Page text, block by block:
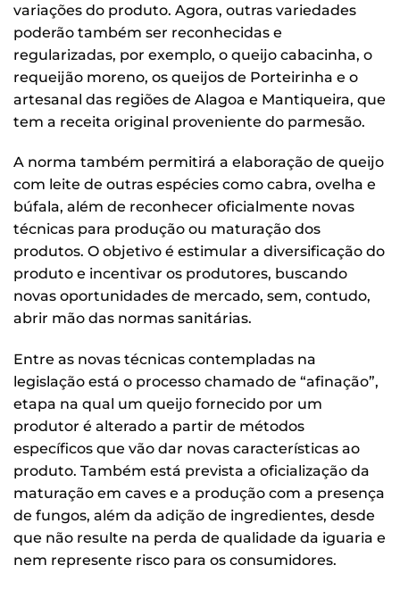
variações do produto. Agora, outras variedades
poderão também ser reconhecidas e
regularizadas, por exemplo, o queijo cabacinha, o
requeijão moreno, os queijos de Porteirinha e o
artesanal das regiões de Alagoa e Mantiqueira, que
tem a receita original proveniente do parmesão.
A norma também permitirá a elaboração de queijo
com leite de outras espécies como cabra, ovelha e
búfala, além de reconhecer oficialmente novas
técnicas para produção ou maturação dos
produtos. O objetivo é estimular a diversificação do
produto e incentivar os produtores, buscando
novas oportunidades de mercado, sem, contudo,
abrir mão das normas sanitárias.
Entre as novas técnicas contempladas na
legislação está o processo chamado de “afinação”,
etapa na qual um queijo fornecido por um
produtor é alterado a partir de métodos
específicos que vão dar novas características ao
produto. Também está prevista a oficialização da
maturação em caves e a produção com a presença
de fungos, além da adição de ingredientes, desde
que não resulte na perda de qualidade da iguaria e
nem represente risco para os consumidores.